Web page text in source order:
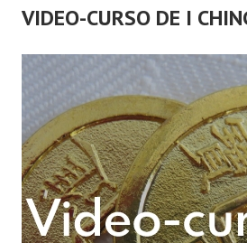
VIDEO-CURSO DE I